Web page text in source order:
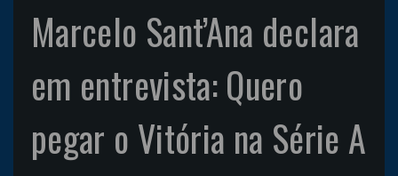
Marcelo Sant’Ana declara
em entrevista: Quero
pegar o Vitória na Série A